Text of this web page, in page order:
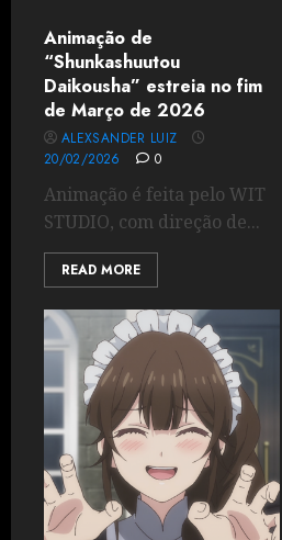
Animação de
“Shunkashuutou
Daikousha” estreia no fim
de Março de 2026
ALEXSANDER LUIZ
20/02/2026
0
Animação é feita pelo WIT
STUDIO, com direção de...
READ MORE